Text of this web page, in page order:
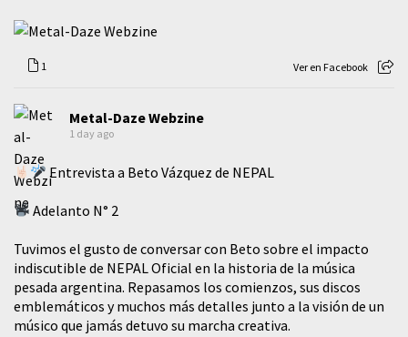
1 Ver en Facebook
Metal-Daze Webzine
1 day ago
Entrevista a Beto Vázquez de NEPAL
Adelanto N° 2
Tuvimos el gusto de conversar con Beto sobre el impacto
indiscutible de NEPAL Oficial en la historia de la música
pesada argentina. Repasamos los comienzos, sus discos
emblemáticos y muchos más detalles junto a la visión de un
músico que jamás detuvo su marcha creativa.